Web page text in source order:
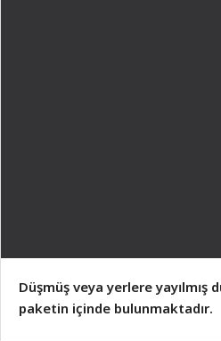
Düşmüş veya yerlere
paketin içinde bulunmaktadır.